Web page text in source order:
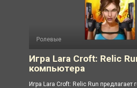
Ролевые
Игра Lara Croft: Relic
компьютера
Игра Lara Croft: Relic Run предлагает